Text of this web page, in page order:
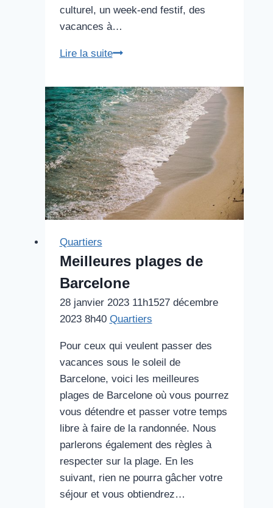
culturel, un week-end festif, des
vacances à…
Lire la suiteLes
quartiers
où
loger
à
Barcelone
Quartiers
Meilleures plages de
Barcelone
28 janvier 2023 11h1527 décembre
2023 8h40 Quartiers
Pour ceux qui veulent passer des
vacances sous le soleil de
Barcelone, voici les meilleures
plages de Barcelone où vous pourrez
vous détendre et passer votre temps
libre à faire de la randonnée. Nous
parlerons également des règles à
respecter sur la plage. En les
suivant, rien ne pourra gâcher votre
séjour et vous obtiendrez…